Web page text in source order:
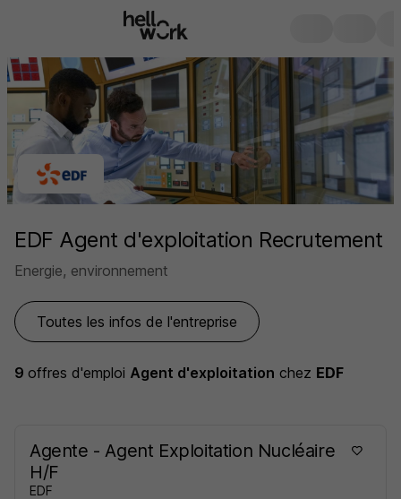
EDF Agent d'exploitation Recrutement
Energie, environnement
Toutes les infos de l'entreprise
9 offres d'emploi Agent d'exploitation chez EDF
Agente - Agent Exploitation Nucléaire
H/F
EDF